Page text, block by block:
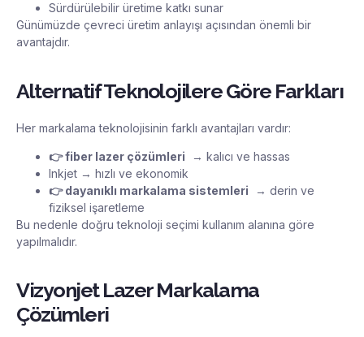
Sürdürülebilir üretime katkı sunar
Günümüzde çevreci üretim anlayışı açısından önemli bir
avantajdır.
Alternatif Teknolojilere Göre Farkları
Her markalama teknolojisinin farklı avantajları vardır:
👉fiber lazer çözümleri → kalıcı ve hassas
Inkjet → hızlı ve ekonomik
👉dayanıklı markalama sistemleri → derin ve
fiziksel işaretleme
Bu nedenle doğru teknoloji seçimi kullanım alanına göre
yapılmalıdır.
Vizyonjet Lazer Markalama
Çözümleri